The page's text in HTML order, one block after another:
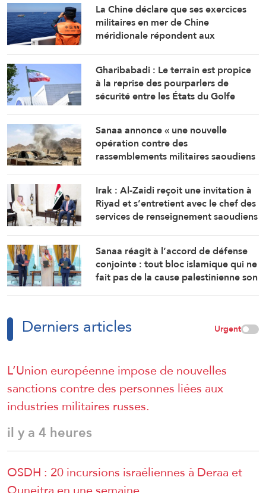
La Chine déclare que ses exercices
militaires en mer de Chine
méridionale répondent aux
Gharibabadi : Le terrain est propice
à la reprise des pourparlers de
sécurité entre les États du Golfe
Sanaa annonce « une nouvelle
opération contre des
rassemblements militaires saoudiens
Irak : Al-Zaidi reçoit une invitation à
Riyad et s’entretient avec le chef des
services de renseignement saoudiens
Sanaa réagit à l’accord de défense
conjointe : tout bloc islamique qui ne
fait pas de la cause palestinienne son
Derniers articles Urgent
L’Union européenne impose de nouvelles
sanctions contre des personnes liées aux
industries militaires russes.
il y a 4 heures
OSDH : 20 incursions israéliennes à Deraa et